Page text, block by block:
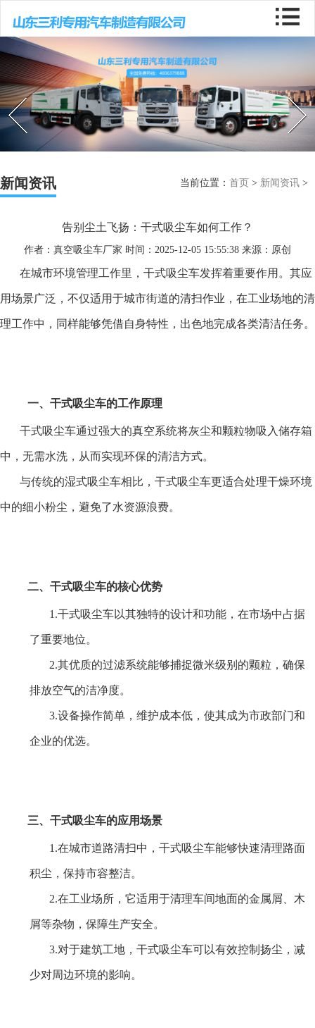
Prev Next
当前位置： 首页 > 新闻资讯 >
新闻资讯
告别尘土飞扬：干式吸尘车如何工作？
作者：真空吸尘车厂家 时间：2025-12-05 15:55:38 来源：原创
在城市环境管理工作里，干式吸尘车发挥着重要作用。其应
用场景广泛，不仅适用于城市街道的清扫作业，在工业场地的清
理工作中，同样能够凭借自身特性，出色地完成各类清洁任务。
一、干式吸尘车的工作原理
干式吸尘车通过强大的真空系统将灰尘和颗粒物吸入储存箱
中，无需水洗，从而实现环保的清洁方式。
与传统的湿式吸尘车相比，干式吸尘车更适合处理干燥环境
中的细小粉尘，避免了水资源浪费。
二、干式吸尘车的核心优势
1.干式吸尘车以其独特的设计和功能，在市场中占据
了重要地位。
2.其优质的过滤系统能够捕捉微米级别的颗粒，确保
排放空气的洁净度。
3.设备操作简单，维护成本低，使其成为市政部门和
企业的优选。
三、干式吸尘车的应用场景
1.在城市道路清扫中，干式吸尘车能够快速清理路面
积尘，保持市容整洁。
2.在工业场所，它适用于清理车间地面的金属屑、木
屑等杂物，保障生产安全。
3.对于建筑工地，干式吸尘车可以有效控制扬尘，减
少对周边环境的影响。